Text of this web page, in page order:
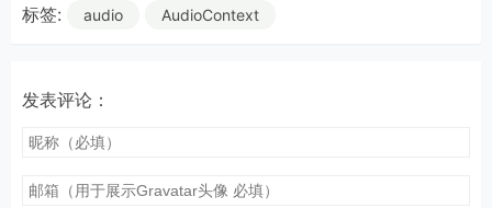
});
}
标签: audio AudioContext
发表评论：